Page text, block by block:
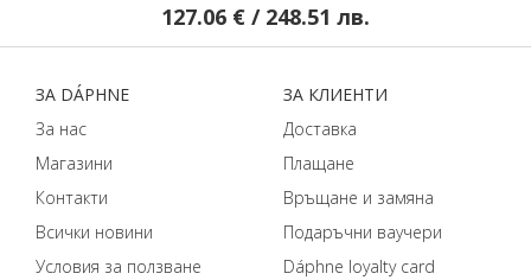
127.06 € / 248.51 лв.
ЗA DÁPHNЕ
За нас
Магазини
Контакти
Всички новини
Условия за ползване
ЗA КЛИЕНТИ
Доставка
Плащане
Връщане и замяна
Подаръчни ваучери
Dáphnе loyalty card